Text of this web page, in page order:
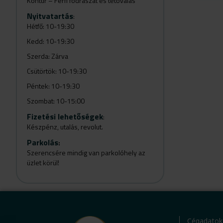
Nyitvatartás:
Hétfő: 10-19:30
Kedd: 10-19:30
Szerda: Zárva
Csütörtök: 10-19:30
Péntek: 10-19:30
Szombat: 10-15:00
Fizetési lehetőségek:
Készpénz, utalás, revolut.
Parkolás:
Szerencsére mindig van parkolóhely az
üzlet körül!
Cégadatok